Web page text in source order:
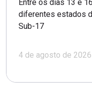
Entre os dias 13 e
diferentes estados
Sub-17
4 de agosto de 2026